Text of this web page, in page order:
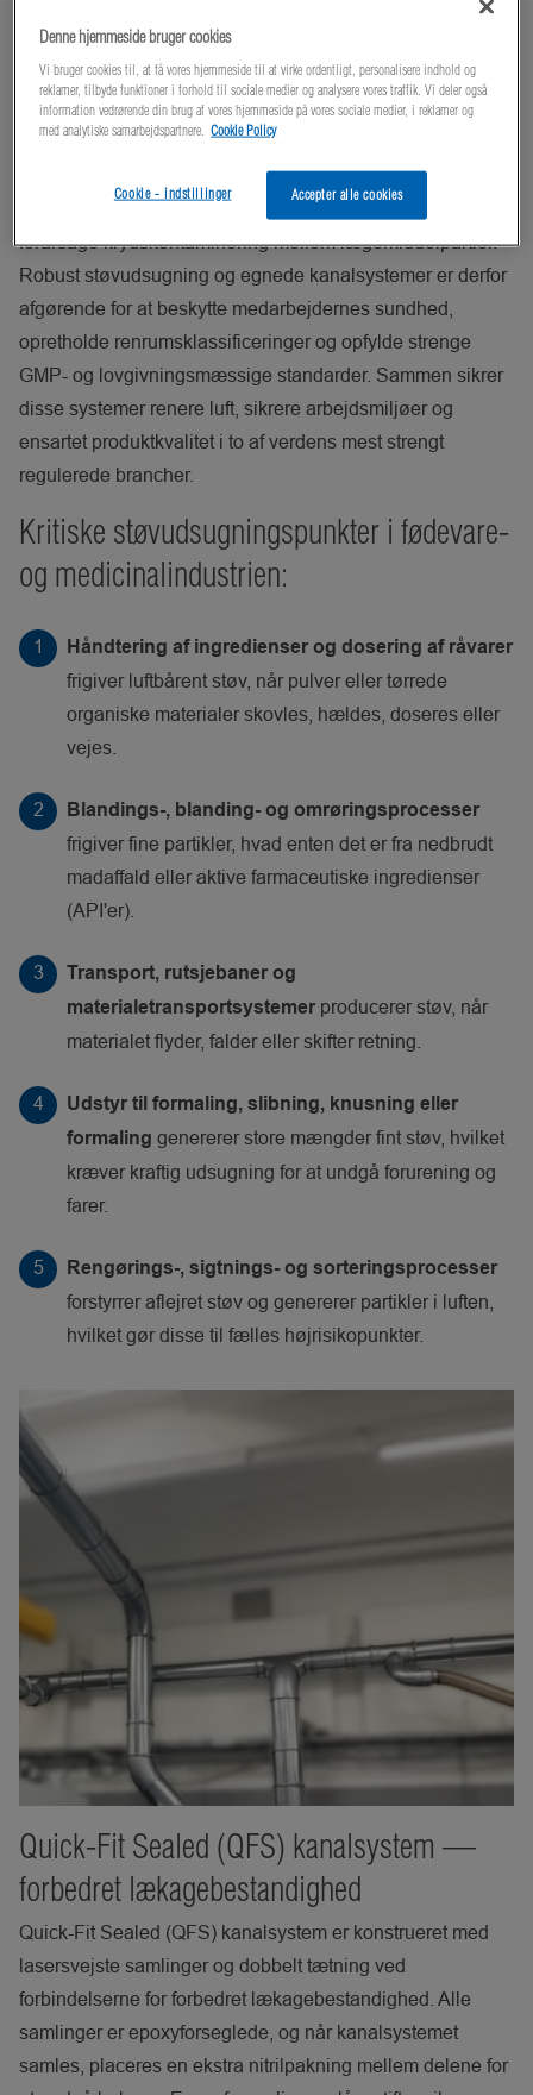
I den farmaceutiske sektor genererer
fremstillingsprocesser, der involverer pulvere og aktive
farmaceutiske ingredienser (API'er), farligt fint støv, der kan
udgøre en fare for medarbejderne, forstyrre maskineriet og
forårsage krydskontaminering mellem lægemiddelpartier.
Robust støvudsugning og egnede kanalsystemer er derfor
afgørende for at beskytte medarbejdernes sundhed,
opretholde renrumsklassificeringer og opfylde strenge
GMP- og lovgivningsmæssige standarder. Sammen sikrer
disse systemer renere luft, sikrere arbejdsmiljøer og
ensartet produktkvalitet i to af verdens mest strengt
regulerede brancher.
Kritiske støvudsugningspunkter i fødevare-
og medicinalindustrien:
Håndtering af ingredienser og dosering af råvarer
frigiver luftbårent støv, når pulver eller tørrede
organiske materialer skovles, hældes, doseres eller
vejes.
Blandings-, blanding- og omrøringsprocesser
frigiver fine partikler, hvad enten det er fra nedbrudt
madaffald eller aktive farmaceutiske ingredienser
(API'er).
Transport, rutsjebaner og
materialetransportsystemer producerer støv, når
materialet flyder, falder eller skifter retning.
Udstyr til formaling, slibning, knusning eller
formaling genererer store mængder fint støv, hvilket
kræver kraftig udsugning for at undgå forurening og
farer.
Rengørings-, sigtnings- og sorteringsprocesser
forstyrrer aflejret støv og genererer partikler i luften,
hvilket gør disse til fælles højrisikopunkter.
Quick-Fit Sealed (QFS) kanalsystem —
forbedret lækagebestandighed
Quick-Fit Sealed (QFS) kanalsystem er konstrueret med
lasersvejste samlinger og dobbelt tætning ved
forbindelserne for forbedret lækagebestandighed. Alle
samlinger er epoxyforseglede, og når kanalsystemet
samles, placeres en ekstra nitrilpakning mellem delene for
Denne hjemmeside bruger cookies
Vi bruger cookies til, at få vores hjemmeside til at virke ordentligt, personalisere indhold og
reklamer, tilbyde funktioner i forhold til sociale medier og analysere vores traffik. Vi deler også
information vedrørende din brug af vores hjemmeside på vores sociale medier, i reklamer og
med analytiske samarbejdspartnere. Cookie Policy
Accepter alle cookies
Cookie - indstillinger